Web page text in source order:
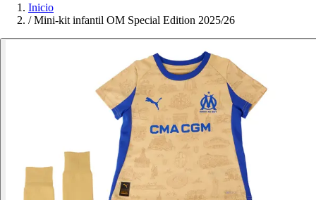
Inicio
/ Mini-kit infantil OM Special Edition 2025/26